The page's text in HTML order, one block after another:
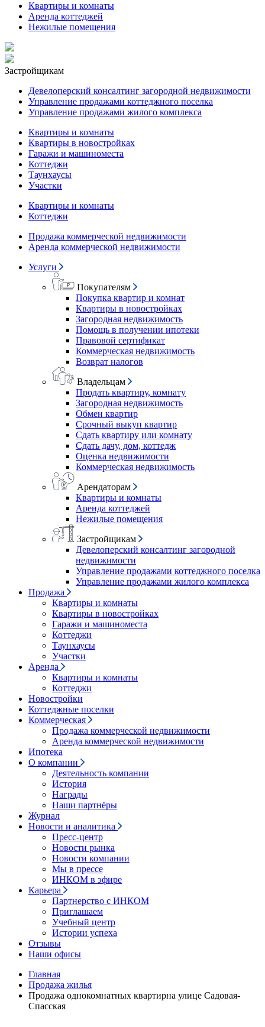
Квартиры и комнаты
Аренда коттеджей
Нежилые помещения
Застройщикам
Девелоперский консалтинг загородной недвижимости
Управление продажами коттеджного поселка
Управление продажами жилого комплекса
Квартиры и комнаты
Квартиры в новостройках
Гаражи и машиноместа
Коттеджи
Таунхаусы
Участки
Квартиры и комнаты
Коттеджи
Продажа коммерческой недвижимости
Аренда коммерческой недвижимости
Услуги
Покупателям
Покупка квартир и комнат
Квартиры в новостройках
Загородная недвижимость
Помощь в получении ипотеки
Правовой сертификат
Коммерческая недвижимость
Возврат налогов
Владельцам
Продать квартиру, комнату
Загородная недвижимость
Обмен квартир
Срочный выкуп квартир
Сдать квартиру или комнату
Сдать дачу, дом, коттедж
Оценка недвижимости
Коммерческая недвижимость
Арендаторам
Квартиры и комнаты
Аренда коттеджей
Нежилые помещения
Застройщикам
Девелоперский консалтинг загородной
недвижимости
Управление продажами коттеджного поселка
Управление продажами жилого комплекса
Продажа
Квартиры и комнаты
Квартиры в новостройках
Гаражи и машиноместа
Коттеджи
Таунхаусы
Участки
Аренда
Квартиры и комнаты
Коттеджи
Новостройки
Коттеджные поселки
Коммерческая
Продажа коммерческой недвижимости
Аренда коммерческой недвижимости
Ипотека
О компании
Деятельность компании
История
Награды
Наши партнёры
Журнал
Новости и аналитика
Пресс-центр
Новости рынка
Новости компании
Мы в прессе
ИНКОМ в эфире
Карьера
Партнерство с ИНКОМ
Приглашаем
Учебный центр
Истории успеха
Отзывы
Наши офисы
Главная
Продажа жилья
Продажа однокомнатных квартирна улице Садовая-
Спасская